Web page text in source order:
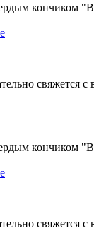
кончиком
свяжется с
кончиком
свяжется с